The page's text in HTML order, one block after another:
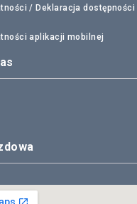
/Deklaracja dostępności
aplikacji mobilnej